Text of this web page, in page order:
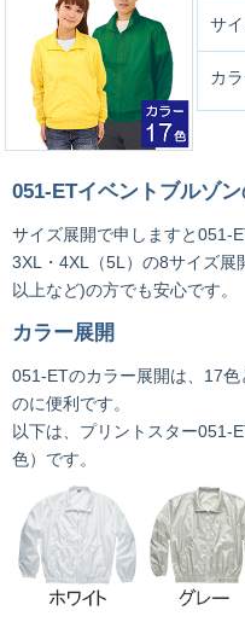
サ
カ
051-ETイベントブルゾ
サイズ展開で申しますと051-
3XL・4XL（5L）の8サイズ展
以上など)の方でも安心です。
カラー展開
051-ETのカラー展開は、17
のに便利です。
以下は、プリントスター051-
色）です。